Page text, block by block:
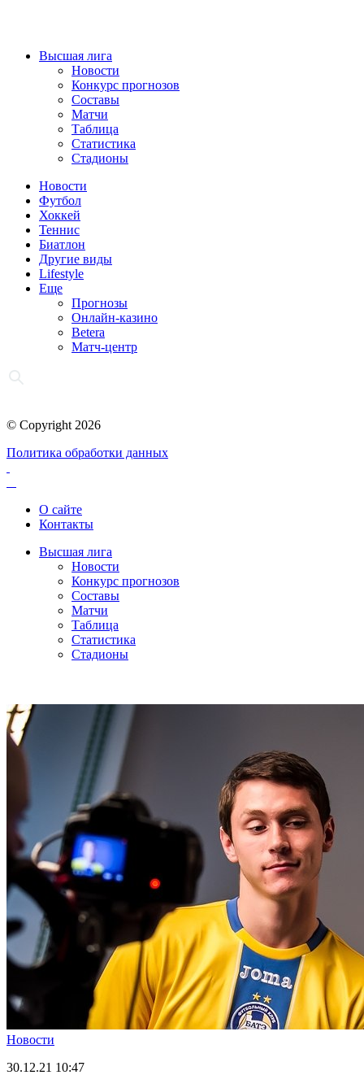
Высшая лига
Новости
Конкурс прогнозов
Составы
Матчи
Таблица
Статистика
Стадионы
Новости
Футбол
Хоккей
Теннис
Биатлон
Другие виды
Lifestyle
Еще
Прогнозы
Онлайн-казино
Betera
Матч-центр
© Copyright 2026
Политика обработки данных
О сайте
Контакты
Высшая лига
Новости
Конкурс прогнозов
Составы
Матчи
Таблица
Статистика
Стадионы
Новости
30.12.21 10:47